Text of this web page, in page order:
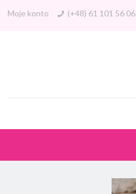
Moje konto (+48) 61 101 56 06